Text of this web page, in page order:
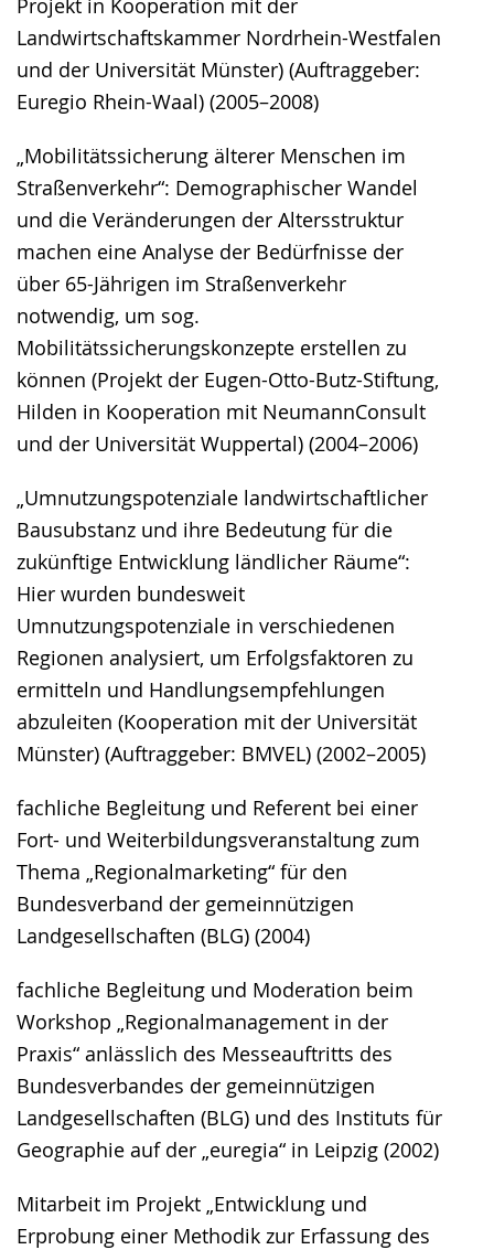
Projekt in Kooperation mit der
Landwirtschaftskammer Nordrhein-Westfalen
und der Universität Münster) (Auftraggeber:
Euregio Rhein-Waal) (2005–2008)
„Mobilitätssicherung älterer Menschen im
Straßenverkehr“: Demographischer Wandel
und die Veränderungen der Altersstruktur
machen eine Analyse der Bedürfnisse der
über 65-Jährigen im Straßenverkehr
notwendig, um sog.
Mobilitätssicherungskonzepte erstellen zu
können (Projekt der Eugen-Otto-Butz-Stiftung,
Hilden in Kooperation mit NeumannConsult
und der Universität Wuppertal) (2004–2006)
„Umnutzungspotenziale landwirtschaftlicher
Bausubstanz und ihre Bedeutung für die
zukünftige Entwicklung ländlicher Räume“:
Hier wurden bundesweit
Umnutzungspotenziale in verschiedenen
Regionen analysiert, um Erfolgsfaktoren zu
ermitteln und Handlungsempfehlungen
abzuleiten (Kooperation mit der Universität
Münster) (Auftraggeber: BMVEL) (2002–2005)
fachliche Begleitung und Referent bei einer
Fort- und Weiterbildungsveranstaltung zum
Thema „Regionalmarketing“ für den
Bundesverband der gemeinnützigen
Landgesellschaften (BLG) (2004)
fachliche Begleitung und Moderation beim
Workshop „Regionalmanagement in der
Praxis“ anlässlich des Messeauftritts des
Bundesverbandes der gemeinnützigen
Landgesellschaften (BLG) und des Instituts für
Geographie auf der „euregia“ in Leipzig (2002)
Mitarbeit im Projekt „Entwicklung und
Erprobung einer Methodik zur Erfassung des